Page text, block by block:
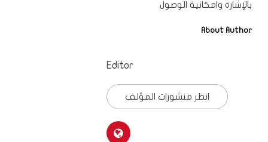
بالإشارة وامكانية الوصول
About Author
Editor
انظر منشورات المؤلف